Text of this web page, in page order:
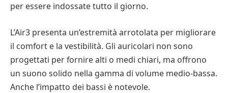
per essere indossate tutto il giorno.
L’Air3 presenta un’estremità arrotolata per migliorare
il comfort e la vestibilità. Gli auricolari non sono
progettati per fornire alti o medi chiari, ma offrono
un suono solido nella gamma di volume medio-bassa.
Anche l’impatto dei bassi è notevole.